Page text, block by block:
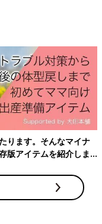
でのほっこりエピ
と、想定外のことも
で、「たまひよ」アプ
出での嬉しかった体験
ンケート調査。子育て
さんに、子連れ外出の
た。
年12月に男の子を
年にフリーとなり、東
9時）「THE
育士資格のほか、絵本
はやくちよこれい
ります。そんなマイナ
版アイテムを紹介しま